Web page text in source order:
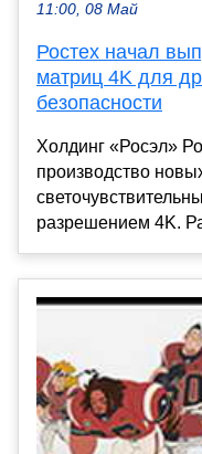
11:00, 08 Май
Ростех начал
матриц 4K для
безопасности
Холдинг «Росэл»
производство
разрешением 4K.